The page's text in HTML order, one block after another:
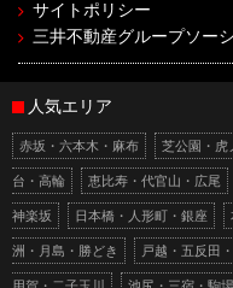
サイトポリシー
三井不動産グループソー
人気エリア
赤坂・六本木・麻布 芝公園・虎
台・高輪 恵比寿・代官山・広尾
神楽坂 日本橋・人形町・銀座
洲・月島・勝どき 戸越・五反田